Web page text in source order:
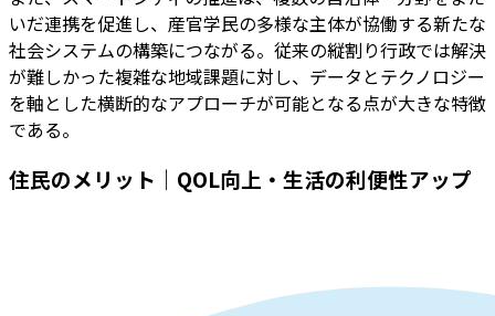
いだ連携を促進し、産官学民の多様な主体が協働する新たな
社会システムの構築につながる。従来の縦割り行政では解決
が難しかった複雑な地域課題に対し、データとテクノロジー
を軸とした横断的なアプローチが可能となる点が大きな特徴
である。
住民のメリット｜QOL向上・生活の利便性アップ